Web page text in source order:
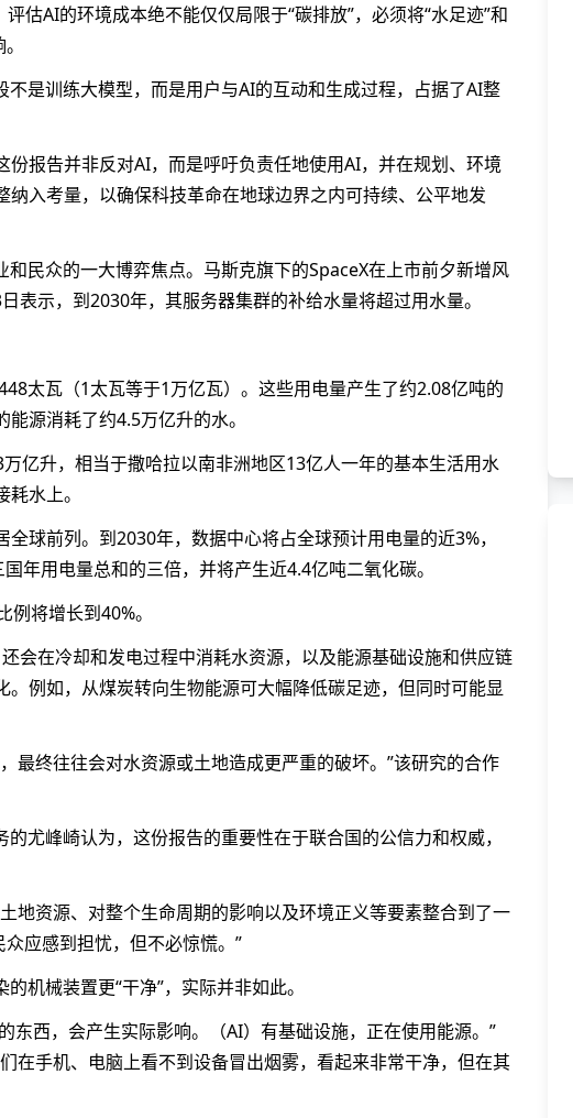
估AI的环境成本绝不能仅仅局限于“碳排放”，必须将“水足迹”和
是训练大模型，而是用户与AI的互动和生成过程，占据了AI整
报告并非反对AI，而是呼吁负责任地使用AI，并在规划、环境
入考量，以确保科技革命在地球边界之内可持续、公平地发
民众的一大博弈焦点。马斯克旗下的SpaceX在上市前夕新增风
示，到2030年，其服务器集群的补给水量将超过用水量。
太瓦（1太瓦等于1万亿瓦）。这些用电量产生了约2.08亿吨的
源消耗了约4.5万亿升的水。
亿升，相当于撒哈拉以南非洲地区13亿人一年的基本生活用水
水上。
球前列。到2030年，数据中心将占全球预计用电量的近3%，
年用电量总和的三倍，并将产生近4.4亿吨二氧化碳。
将增长到40%。
会在冷却和发电过程中消耗水资源，以及能源基础设施和供应链
例如，从煤炭转向生物能源可大幅降低碳足迹，但同时可能显
最终往往会对水资源或土地造成更严重的破坏。”该研究的合作
尤峰崎认为，这份报告的重要性在于联合国的公信力和权威，
地资源、对整个生命周期的影响以及环境正义等要素整合到了一
应感到担忧，但不必惊慌。”
机械装置更“干净”，实际并非如此。
东西，会产生实际影响。（AI）有基础设施，正在使用能源。”
在手机、电脑上看不到设备冒出烟雾，看起来非常干净，但在其